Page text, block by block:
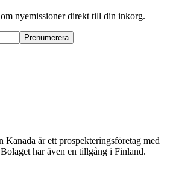
om nyemissioner direkt till din inkorg.
Prenumerera
Kanada är ett prospekteringsföretag med
har även en tillgång i Finland.